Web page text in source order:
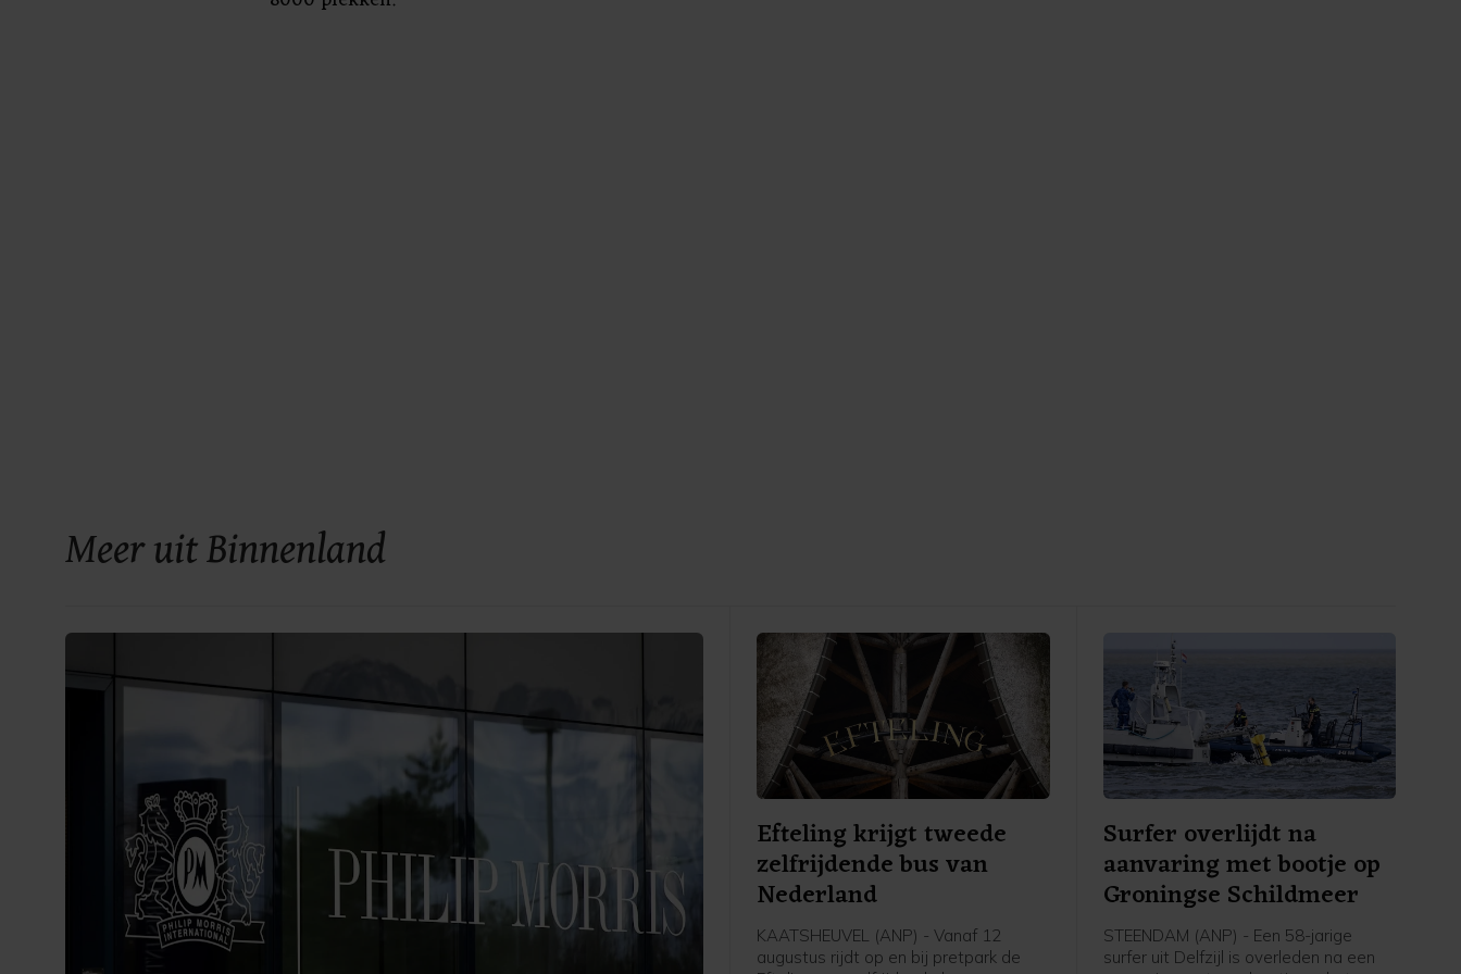
Meer uit Binnenland
Efteling krijgt tweede
zelfrijdende bus van
Nederland
KAATSHEUVEL (ANP) - Vanaf 12
augustus rijdt op en bij pretpark de
Surfer overlijdt na
aanvaring met bootje op
Groningse Schildmeer
STEENDAM (ANP) - Een 58-jarige
surfer uit Delfzijl is overleden na een